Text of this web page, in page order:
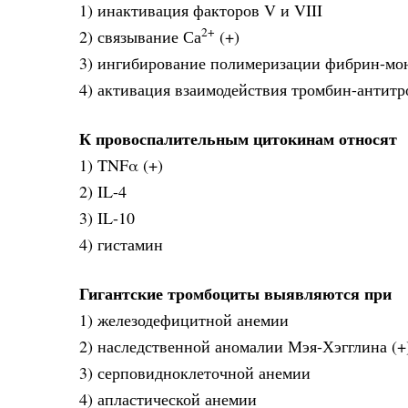
1) инактивация факторов V и VIII
2) связывание Са2+ (+)
3) ингибирование полимеризации фибрин-
4) активация взаимодействия тромбин-
К провоспалительным цитокинам относят
1) TNFα (+)
2) IL-4
3) IL-10
4) гистамин
Гигантские тромбоциты выявляются при
1) железодефицитной анемии
2) наследственной аномалии Мэя-Хэгглина
3) серповидноклеточной анемии
4) апластической анемии